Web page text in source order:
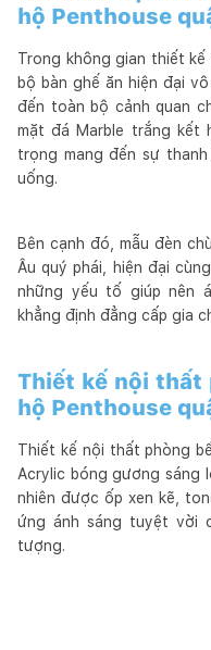
hộ Penthouse
Trong không gian thiết
bộ bàn ghế ăn hiện đại
đến toàn bộ cảnh quan
mặt đá Marble trắng kết
trọng mang đến sự
uống.
Bên cạnh đó, mẫu đèn
Âu quý phái, hiện đại
những yếu tố giúp nên
khẳng định đẳng cấp gia
Thiết kế nội thất
hộ Penthouse
Thiết kế nội thất phòng
Acrylic bóng gương sáng
nhiên được ốp xen kẽ,
ứng ánh sáng tuyệt vời
tượng.